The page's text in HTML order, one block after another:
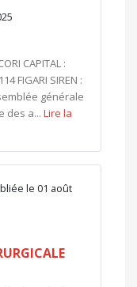
CAPITAL :
FIGARI SIREN :
générale
des a... Lire la
le 01 août